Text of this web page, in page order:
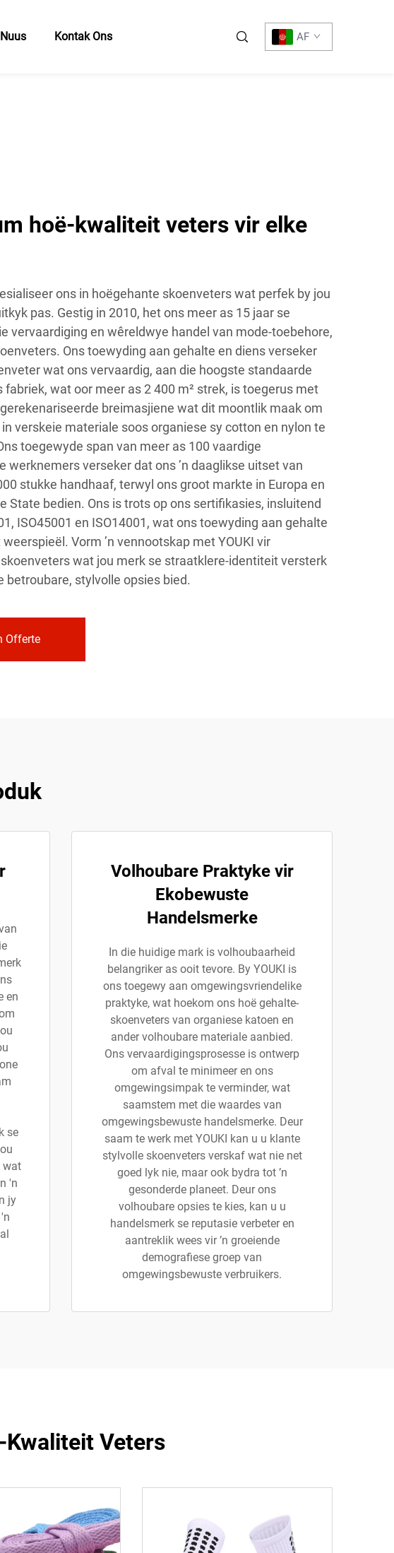
Nuus Kontak Ons AF
hoë-kwaliteit veters vir elke
ons in hoëgehante skoenveters wat perfek by jou
pas. Gestig in 2010, het ons meer as 15 jaar se
vervaardiging en wêreldwye handel van mode-toebehore,
Ons toewyding aan gehalte en diens verseker
wat ons vervaardig, aan die hoogste standaarde
fabriek, wat oor meer as 2 400 m² strek, is toegerus met
breimasjiene wat dit moontlik maak om
verskeie materiale soos organiese sy cotton en nylon te
toegewyde span van meer as 100 vaardige
werknemers verseker dat ons ’n daaglikse uitset van
stukke handhaaf, terwyl ons groot markte in Europa en
State bedien. Ons is trots op ons sertifikasies, insluitend
ISO45001 en ISO14001, wat ons toewyding aan gehalte
Vorm ’n vennootskap met YOUKI vir
wat jou merk se straatklere-identiteit versterk
betroubare, stylvolle opsies bied.
Offerte
en
se
wat
'n
jy
Volhoubare Praktyke vir
Ekobewuste
Handelsmerke
In die huidige mark is volhoubaarheid
belangriker as ooit tevore. By YOUKI is
ons toegewy aan omgewingsvriendelike
praktyke, wat hoekom ons hoë gehalte-
skoenveters van organiese katoen en
ander volhoubare materiale aanbied.
Ons vervaardigingsprosesse is ontwerp
om afval te minimeer en ons
omgewingsimpak te verminder, wat
saamstem met die waardes van
omgewingsbewuste handelsmerke. Deur
saam te werk met YOUKI kan u u klante
stylvolle skoenveters verskaf wat nie net
goed lyk nie, maar ook bydra tot ’n
gesonderde planeet. Deur ons
volhoubare opsies te kies, kan u u
handelsmerk se reputasie verbeter en
aantreklik wees vir ’n groeiende
demografiese groep van
omgewingsbewuste verbruikers.
Kwaliteit Veters